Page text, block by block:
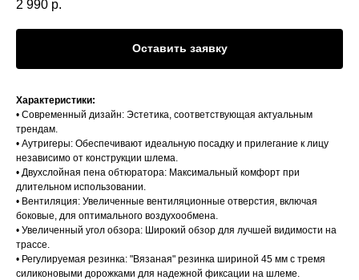
2 990 р.
Оставить заявку
Характеристики:
• Современный дизайн: Эстетика, соответствующая актуальным
трендам.
• Аутригеры: Обеспечивают идеальную посадку и прилегание к лицу
независимо от конструкции шлема.
• Двухслойная пена обтюратора: Максимальный комфорт при
длительном использовании.
• Вентиляция: Увеличенные вентиляционные отверстия, включая
боковые, для оптимального воздухообмена.
• Увеличенный угол обзора: Широкий обзор для лучшей видимости на
трассе.
• Регулируемая резинка: "Вязаная" резинка шириной 45 мм с тремя
силиконовыми дорожками для надежной фиксации на шлеме.